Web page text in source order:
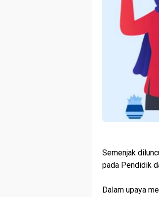
Semenjak
pada Pendidik
Dalam upaya